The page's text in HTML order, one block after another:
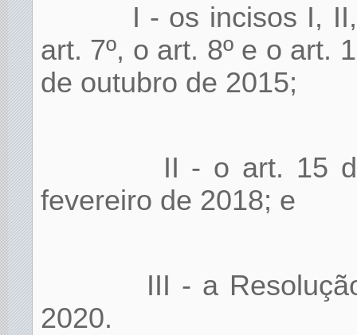
I - os incisos I,
art. 7º, o art. 8º e o art.
de outubro de 2015;
II - o art. 15
fevereiro de 2018; e
III - a
2020.